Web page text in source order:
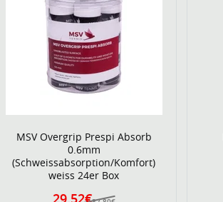
MSV Overgrip Prespi Absorb
0.6mm
(Schweissabsorption/Komfort)
weiss 24er Box
29,52€